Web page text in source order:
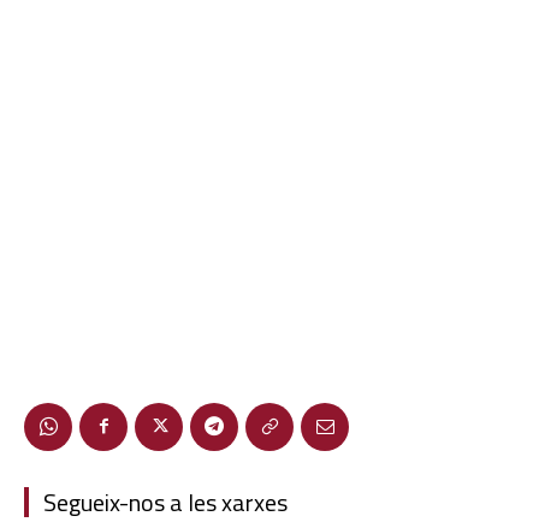
Segueix-nos a les xarxes